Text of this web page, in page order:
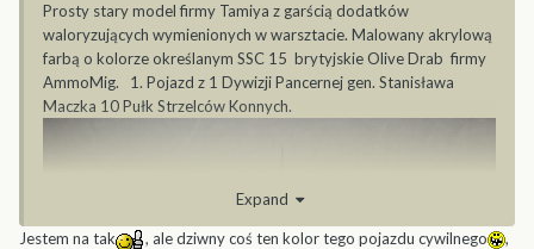
Prosty stary model firmy Tamiya z garścią dodatków
waloryzujących wymienionych w warsztacie. Malowany akrylową
farbą o kolorze określanym SSC 15 brytyjskie Olive Drab firmy
AmmoMig. 1. Pojazd z 1 Dywizji Pancernej gen. Stanisława
Maczka 10 Pułk Strzelców Konnych.
Expand
Jestem na tak , ale dziwny coś ten kolor tego pojazdu cywilnego
,